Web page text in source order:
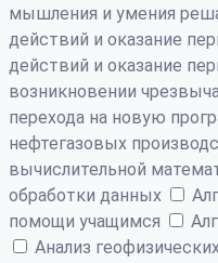
мышления и умения
действий и оказание
действий и оказание
возникновении
перехода на новую
нефтегазовых
вычислительной
обработки данных
помощи учащимся
Анализ